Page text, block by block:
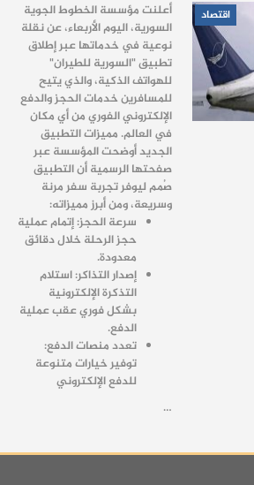
اقتصاد
أعلنت مؤسسة الخطوط الجوية
السورية، اليوم الأربعاء، عن نقلة
نوعية في خدماتها عبر إطلاق
تطبيق "السورية للطيران"
للهواتف الذكية، والذي يتيح
للمسافرين خدمات الحجز والدفع
الإلكتروني الفوري من أي مكان
في العالم. مميزات التطبيق
الجديد أوضحت المؤسسة عبر
صفحتها الرسمية أن التطبيق
صُمم ليوفر تجربة سفر مرنة
وسريعة، ومن أبرز مميزاته:
سرعة الحجز: إتمام عملية
حجز الرحلة خلال دقائق
معدودة.
إصدار التذاكر: استلام
التذكرة الإلكترونية
بشكل فوري عقب عملية
الدفع.
تعدد منصات الدفع:
توفير خيارات متنوعة
للدفع الإلكتروني
…